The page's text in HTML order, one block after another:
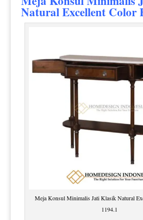
Natural Excellent Color
Meja Konsul Minimalis Jati Klasik Natural
1194.1